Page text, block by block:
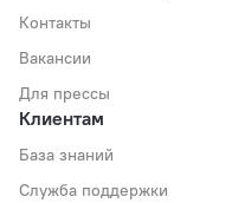
Контакты
Вакансии
Для прессы
Клиентам
База знаний
Служба поддержки